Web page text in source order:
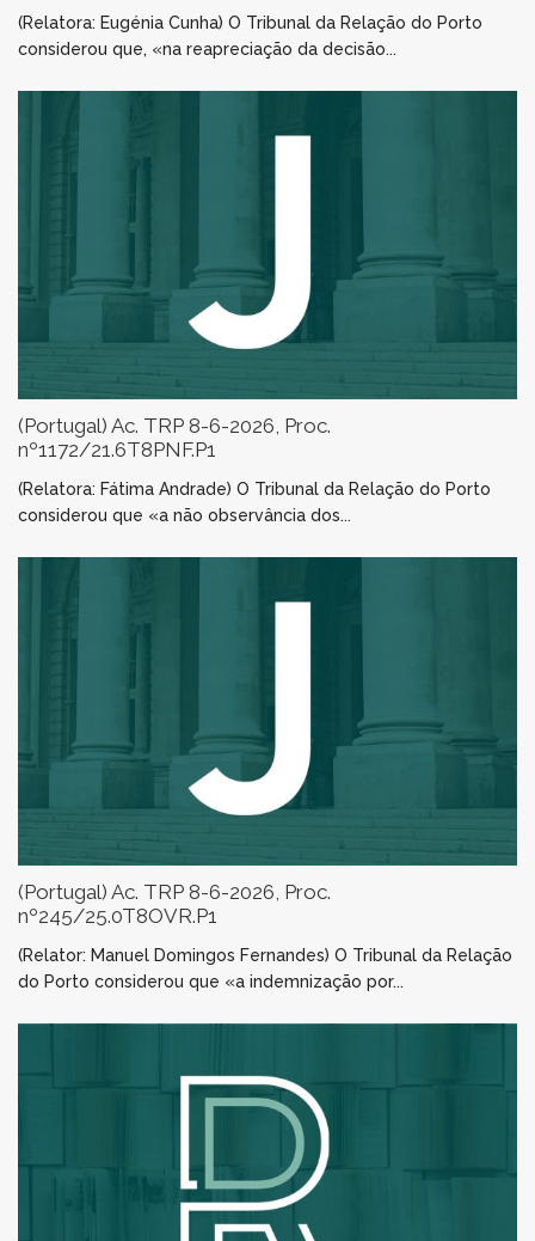
(Relatora: Eugénia Cunha) O Tribunal da Relação do Porto
considerou que, «na reapreciação da decisão...
(Portugal) Ac. TRP 8-6-2026, Proc.
nº1172/21.6T8PNF.P1
(Relatora: Fátima Andrade) O Tribunal da Relação do Porto
considerou que «a não observância dos...
(Portugal) Ac. TRP 8-6-2026, Proc.
nº245/25.0T8OVR.P1
(Relator: Manuel Domingos Fernandes) O Tribunal da Relação
do Porto considerou que «a indemnização por...